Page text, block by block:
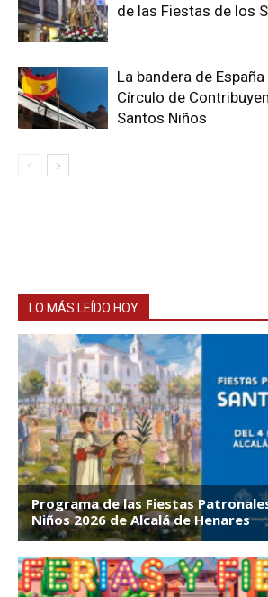
de las Fiestas de los
La bandera de
Círculo de
Santos Niños
LO MÁS LEÍDO HOY